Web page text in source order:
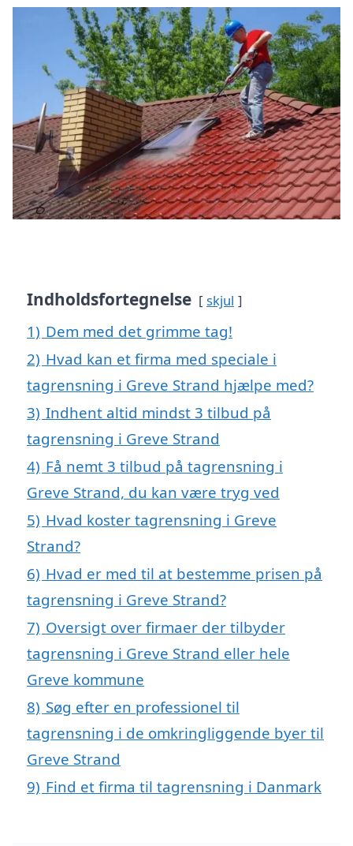
Indholdsfortegnelse skjul
1) Dem med det grimme tag!
2) Hvad kan et firma med speciale i
tagrensning i Greve Strand hjælpe med?
3) Indhent altid mindst 3 tilbud på
tagrensning i Greve Strand
4) Få nemt 3 tilbud på tagrensning i
Greve Strand, du kan være tryg ved
5) Hvad koster tagrensning i Greve
Strand?
6) Hvad er med til at bestemme prisen på
tagrensning i Greve Strand?
7) Oversigt over firmaer der tilbyder
tagrensning i Greve Strand eller hele
Greve kommune
8) Søg efter en professionel til
tagrensning i de omkringliggende byer til
Greve Strand
9) Find et firma til tagrensning i Danmark